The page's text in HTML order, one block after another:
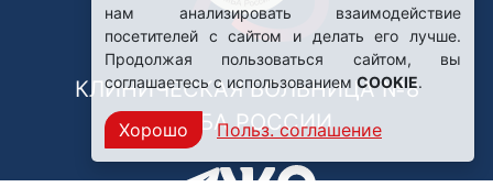
КЛИНИЧЕСКАЯ БОЛЬНИЦА №8
ФМБА РОССИИ
нам анализировать взаимодействие
посетителей с сайтом и делать его лучше.
Продолжая пользоваться сайтом, вы
соглашаетесь с использованиемCOOKIE.
Хорошо Польз. соглашение